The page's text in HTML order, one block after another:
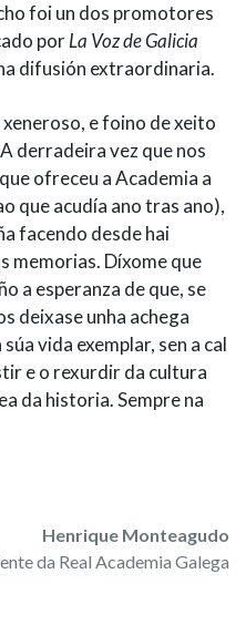
foi un dos promotores
porLa Voz de Galicia
difusión extraordinaria.
e foino de xeito
derradeira vez que nos
ofreceu a Academia a
que acudía ano tras ano),
facendo desde hai
memorias. Díxome que
a esperanza de que, se
deixase unha achega
vida exemplar, sen a cal
e o rexurdir da cultura
da historia. Sempre na
Henrique Monteagudo
da Real Academia Galega